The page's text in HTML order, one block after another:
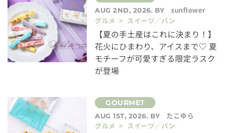
AUG 2ND, 2026. BY
sunflower
グルメ > スイーツ／パン
【夏の手土産はこれに決まり！】
花火にひまわり、アイスまで♡ 夏
モチーフが可愛すぎる限定ラスク
が登場
AUG 1ST, 2026. BY
たこゆら
グルメ > スイーツ／パン